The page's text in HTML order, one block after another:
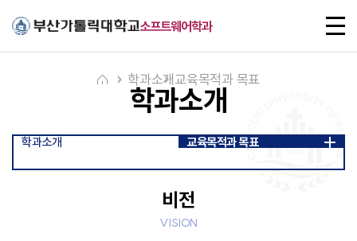
소프트웨어학과
전
체
메
학과소개
학과소개교육목적과 목표
학과소개 교육목적과 목표
비전
VISION